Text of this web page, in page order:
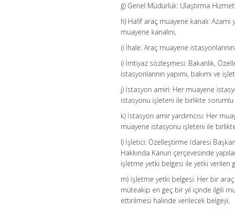
ğ) Genel Müdürlük: Ulaştırma
h) Hafif araç muayene kanalı: Azami
muayene kanalını,
ı) İhale: Araç muayene
i) İmtiyaz sözleşmesi: Bakanlık,
istasyonlarının yapımı, bakımı ve
j) İstasyon amiri: Her muayene
istasyonu işleteni ile birlikte
k) İstasyon amir yardımcısı: Her
muayene istasyonu işleteni ile
l) İşletici: Özelleştirme İdaresi
Hakkında Kanun çerçevesinde
işletme yetki belgesi ile yetki verilen
m) İşletme yetki belgesi: Her bir
müteakip en geç bir yıl içinde ilgili
ettirilmesi halinde verilecek belgeyi,